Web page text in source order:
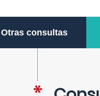
Otras consultas